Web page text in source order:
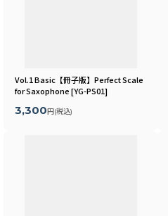
Vol.1 Basic【冊子版】Perfect Scale
for Saxophone[YG-PS01]
3,300円(税込)